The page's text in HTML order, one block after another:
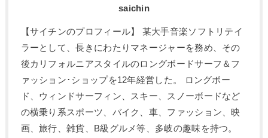
saichin
【サイチンのプロフィール】 某大手音楽ソフトリテイ
ラーとして、長きにわたりマネージャーを務め、その
後カリフォルニアスタイルのロングボードサーフ＆フ
ァッション･ショップを12年経営した。 ロングボー
ド、ウィンドサーフィン、スキー、スノーボードなど
の横乗り系スポーツ、バイク、車、ファッション、映
画、旅行、雑貨、B級グルメ等、多岐の趣味を持つ。